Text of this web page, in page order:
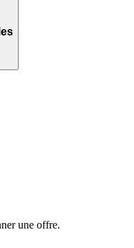
une offre.